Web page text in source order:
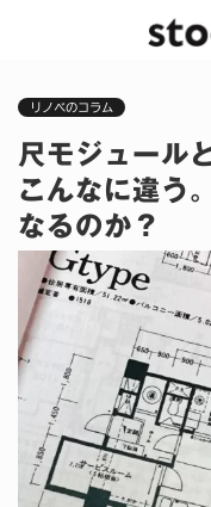
リノベのコラム
尺モジュール
こんなに違う
なるのか？